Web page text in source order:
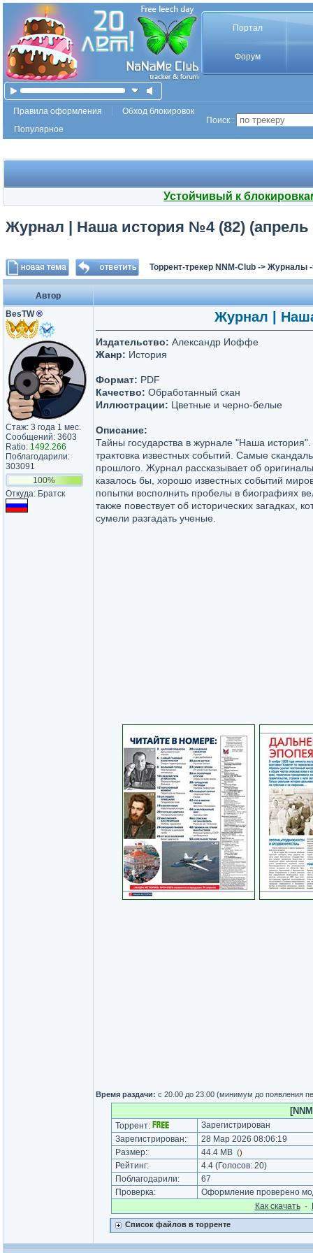
Портал
Форум
Правила оформления
Обход блокировок
Популярное
Поиск :
Устойчивый к
Журнал | Наша история №4 (82) (апрель
Торрент-трекер NNM-Club -> Журналы
Автор
BesTW®
Стаж: 3 года 1 мес.
Сообщений: 3603
Ratio: 1492.266
Поблагодарили:
303091
100%
Откуда: Братск
Журнал |
Издательство: Александр Иоффе
Жанр: История
Формат: PDF
Качество: Обработанный скан
Иллюстрации: Цветные и черно-белые
Описание:
Тайны государства в журнале "Наша
трактовка известных событий. Самые
прошлого. Журнал рассказывает об
казалось бы, хорошо известных событий
попытки восполнить пробелы в биографиях
также повествует об исторических загадках,
сумели разгадать ученые.
Время раздачи: с 20.00 до 23.00 (минимум до появления
Торрент:
Зарегистрирован
Зарегистрирован:
28 Мар 2026 08:06:19
Размер:
44.4 MB ()
Рейтинг: 4.4(Голосов: 20)
Поблагодарили:
67
Проверка:
Оформление проверено
Как cкачать·
Список файлов в торренте